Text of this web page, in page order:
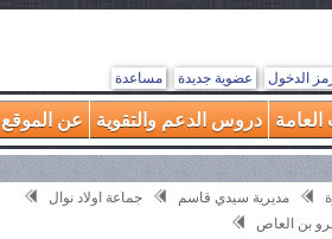
الدخول عضوية جديدة مساعدة
دروس الدعم والتقوية عن الموقع
مديرية سيدي قاسم
جماعة اولاد نوال
بن العاص